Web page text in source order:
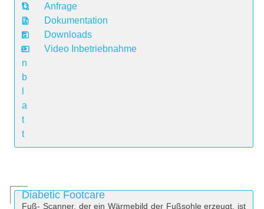
D
a
t
e
n
b
a
t
t
Anfrage
Dokumentation
Downloads
Video Inbetriebnahme
Diabetic Footcare
Fuß- Scanner, der ein Wärmebild der Fußsohle erzeugt, ist